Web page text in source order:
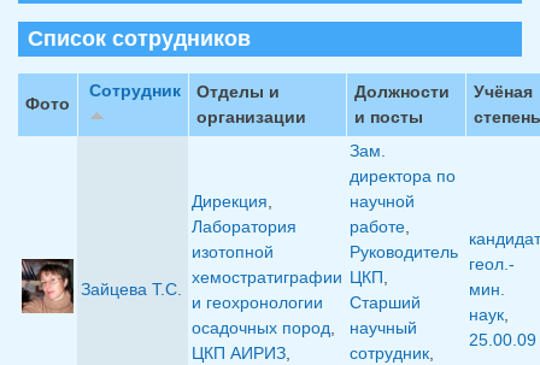
Список сотрудников
Фото
Сотрудник
Отделы и
организации
Должности
и посты
Учёная
степень
Зайцева Т.С.
Дирекция,
Лаборатория
изотопной
хемостратиграфии
и геохронологии
осадочных пород,
ЦКП АИРИЗ,
Зам.
директора по
научной
работе,
Руководитель
ЦКП,
Старший
научный
сотрудник,
кандидат
геол.-
мин.
наук,
25.00.09